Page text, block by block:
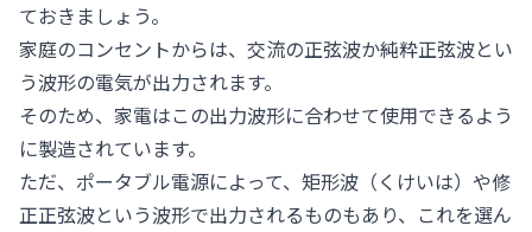
ておきましょう。
家庭のコンセントからは、交流の正弦波か純粋正弦波とい
う波形の電気が出力されます。
そのため、家電はこの出力波形に合わせて使用できるよう
に製造されています。
ただ、ポータブル電源によって、矩形波（くけいは）や修
正正弦波という波形で出力されるものもあり、これを選ん